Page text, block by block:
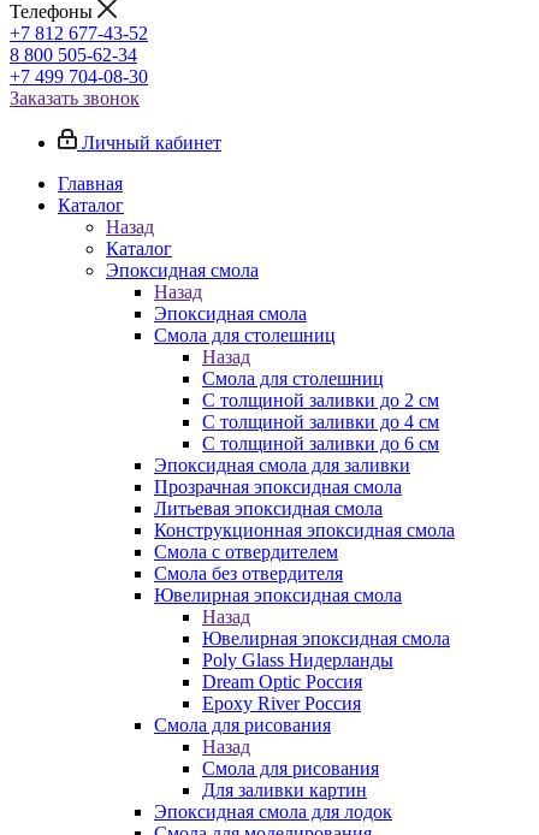
Телефоны
+7 812 677-43-52
8 800 505-62-34
+7 499 704-08-30
Заказать звонок
Личный кабинет
Главная
Каталог
Назад
Каталог
Эпоксидная смола
Назад
Эпоксидная смола
Смола для столешниц
Назад
Смола для столешниц
С толщиной заливки до 2 см
С толщиной заливки до 4 см
С толщиной заливки до 6 см
Эпоксидная смола для заливки
Прозрачная эпоксидная смола
Литьевая эпоксидная смола
Конструкционная эпоксидная смола
Смола с отвердителем
Смола без отвердителя
Ювелирная эпоксидная смола
Назад
Ювелирная эпоксидная смола
Poly Glass Нидерланды
Dream Optic Россия
Epoxy River Россия
Смола для рисования
Назад
Смола для рисования
Для заливки картин
Эпоксидная смола для лодок